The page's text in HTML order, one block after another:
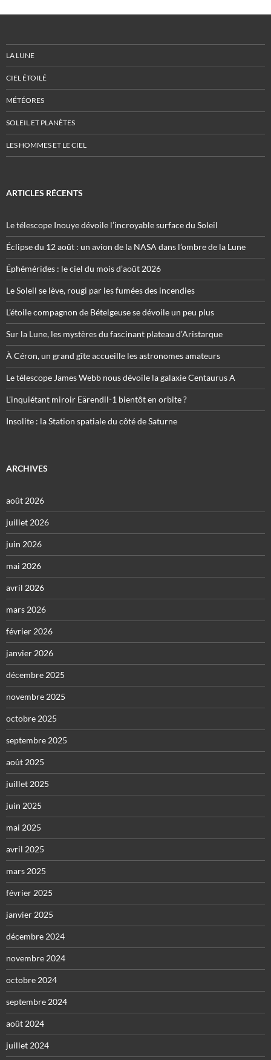
LA LUNE
CIEL ÉTOILÉ
MÉTÉORES
SOLEIL ET PLANÈTES
LES HOMMES ET LE CIEL
ARTICLES RÉCENTS
Le télescope Inouye dévoile l’incroyable surface du Soleil
Éclipse du 12 août : un avion de la NASA dans l’ombre de la Lune
Éphémérides : le ciel du mois d’août 2026
Le Soleil se lève, rougi par les fumées des incendies
L’étoile compagnon de Bételgeuse se dévoile un peu plus
Sur la Lune, les mystères du fascinant plateau d’Aristarque
À Céron, un grand gîte accueille les astronomes amateurs
Le télescope James Webb nous dévoile la galaxie Centaurus A
L’inquiétant miroir Eärendil-1 bientôt en orbite ?
Insolite : la Station spatiale du côté de Saturne
ARCHIVES
août 2026
juillet 2026
juin 2026
mai 2026
avril 2026
mars 2026
février 2026
janvier 2026
décembre 2025
novembre 2025
octobre 2025
septembre 2025
août 2025
juillet 2025
juin 2025
mai 2025
avril 2025
mars 2025
février 2025
janvier 2025
décembre 2024
novembre 2024
octobre 2024
septembre 2024
août 2024
juillet 2024